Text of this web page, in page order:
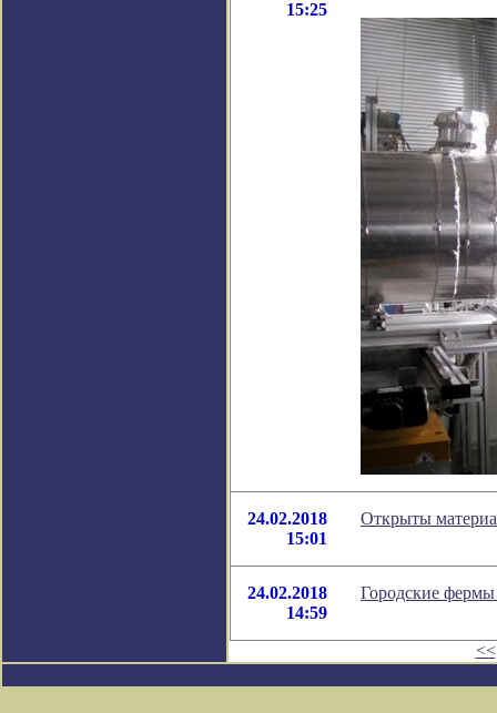
15:25
24.02.2018
15:01
Открыты
24.02.2018
14:59
Городские
<<